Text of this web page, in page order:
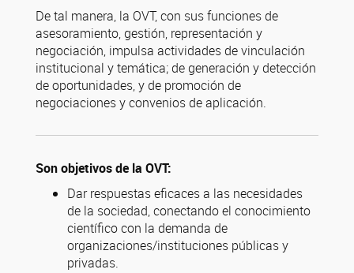
De tal manera, la OVT, con sus funciones de
asesoramiento, gestión, representación y
negociación, impulsa actividades de vinculación
institucional y temática; de generación y detección
de oportunidades, y de promoción de
negociaciones y convenios de aplicación.
Son objetivos de la OVT:
Dar respuestas eficaces a las necesidades
de la sociedad, conectando el conocimiento
científico con la demanda de
organizaciones/instituciones públicas y
privadas.